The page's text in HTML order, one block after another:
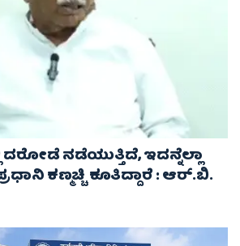
ನಡೆಯುತ್ತಿದೆ, ಇದನ್ನೆಲ್ಲಾ
ಕಣ್ಮಚ್ಚಿ ಕೂತಿದ್ದಾರೆ : ಆರ್.ಬಿ.